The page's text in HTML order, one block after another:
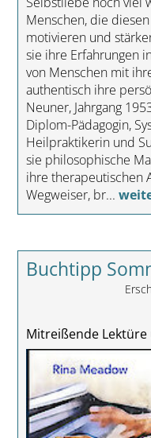
Menschen, die
motivieren und
sie ihre Erfahrungen
von Menschen mit
authentisch ihre
Neuner, Jahrgang
Diplom-Pädagogin,
Heilpraktikerin und
sie philosophische
ihre therapeutischen
Wegweiser, br...
Buchtipp
Mitreißende Lektüre